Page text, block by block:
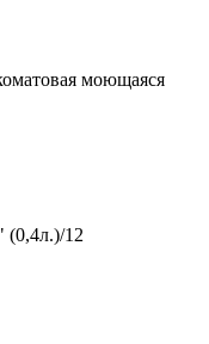
моющаяся
(0,4л.)/12